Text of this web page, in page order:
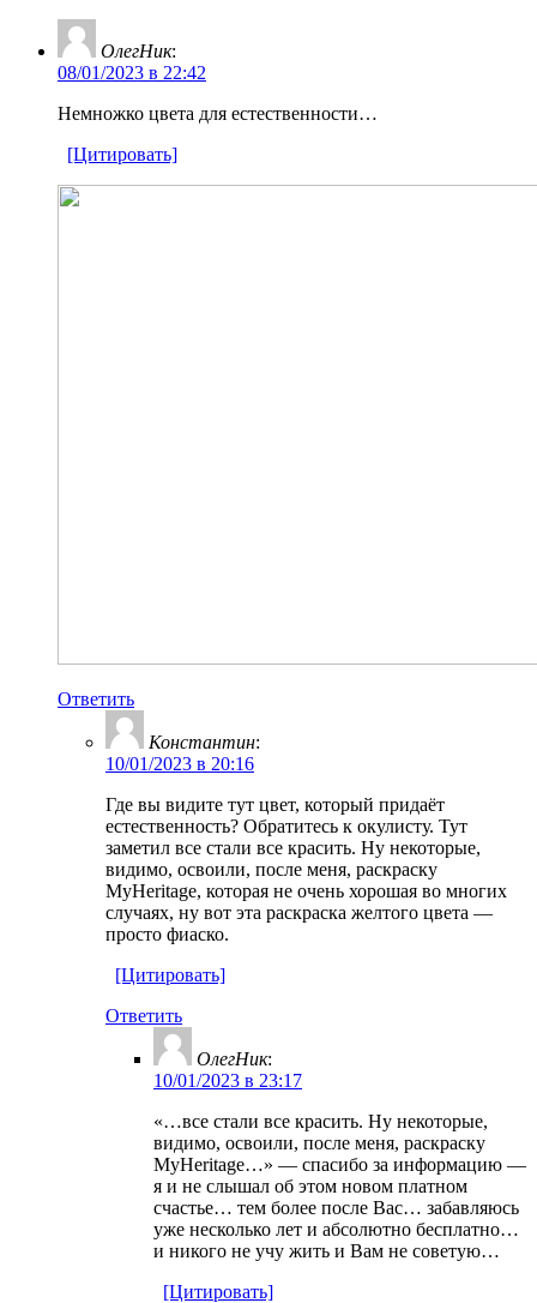
ОлегНик:
08/01/2023 в 22:42
Немножко цвета для естественности…
[Цитировать]
Ответить
Константин:
10/01/2023 в 20:16
Где вы видите тут цвет, который придаёт
естественность? Обратитесь к окулисту. Тут
заметил все стали все красить. Ну некоторые,
видимо, освоили, после меня, раскраску
MyHeritage, которая не очень хорошая во многих
случаях, ну вот эта раскраска желтого цвета —
просто фиаско.
[Цитировать]
Ответить
ОлегНик:
10/01/2023 в 23:17
«…все стали все красить. Ну некоторые,
видимо, освоили, после меня, раскраску
MyHeritage…» — спасибо за информацию —
я и не слышал об этом новом платном
счастье… тем более после Вас… забавляюсь
уже несколько лет и абсолютно бесплатно…
и никого не учу жить и Вам не советую…
[Цитировать]